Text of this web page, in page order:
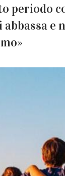
periodo
abbassa